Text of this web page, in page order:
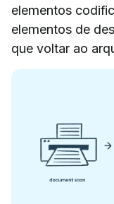
elementos
elementos de
que voltar ao